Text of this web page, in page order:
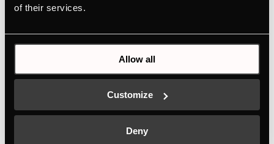
of their services.
Allow all
Customize
Deny
Nấu bằng hơi nước
Chức năng hấp nấu ở nhiệt độ từ 30º đến
biến cá, trái cây, rau, cơm hoặc mì ống.
trình nấu chín bằng hơi nước tốt cho sức